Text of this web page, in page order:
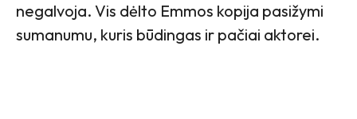
negalvoja. Vis dėlto Emmos kopija pasižymi
sumanumu, kuris būdingas ir pačiai aktorei.